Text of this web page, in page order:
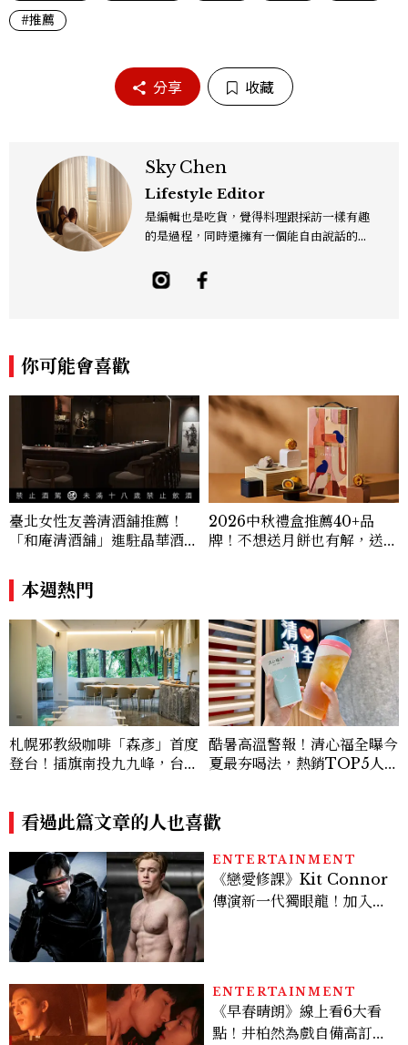
#推薦
分享 收藏
Sky Chen
Lifestyle Editor
是編輯也是吃貨，覺得料理跟採訪一樣有趣
的是過程，同時還擁有一個能自由說話的地
誌與數位平台，主要企劃與撰寫美食、美
酒、設計與旅遊文化，作品有風格空間、主
你可能會喜歡
臺北女性友善清酒舖推薦！
「和庵清酒舖」進駐晶華酒
180元起輕鬆微醺
2026中秋禮盒推薦40+品
牌！不想送月餅也有解，送長
本週熱門
札幌邪教級咖啡「森彥」首度
登台！插旗南投九九峰，台灣
酷暑高溫警報！清心福全曝今
夏最夯喝法，熱銷TOP5人氣
看過此篇文章的人也喜歡
ENTERTAINMENT
《戀愛修課》Kit Connor
傳演新一代獨眼龍！加入新
ENTERTAINMENT
《早春晴朗》線上看6大看
點！井柏然為戲自備高訂，